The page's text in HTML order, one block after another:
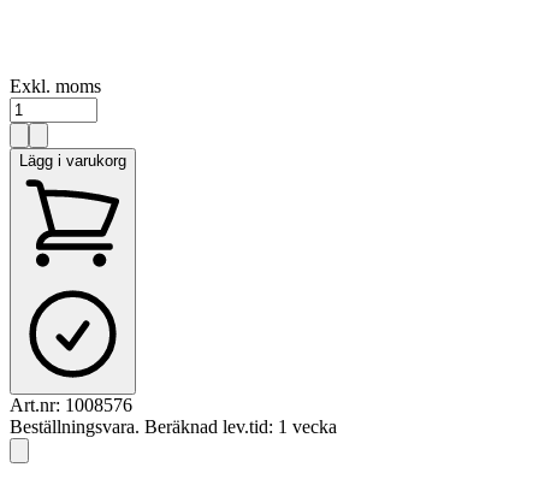
Exkl. moms
Lägg i varukorg
Art.nr: 1008576
Beställningsvara. Beräknad lev.tid: 1 vecka